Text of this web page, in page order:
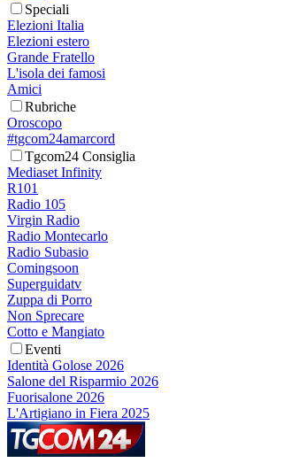
Speciali
Elezioni Italia
Elezioni estero
Grande Fratello
L'isola dei famosi
Amici
Rubriche
Oroscopo
#tgcom24amarcord
Tgcom24 Consiglia
Mediaset Infinity
R101
Radio 105
Virgin Radio
Radio Montecarlo
Radio Subasio
Comingsoon
Superguidatv
Zuppa di Porro
Non Sprecare
Cotto e Mangiato
Eventi
Identità Golose 2026
Salone del Risparmio 2026
Fuorisalone 2026
L'Artigiano in Fiera 2025